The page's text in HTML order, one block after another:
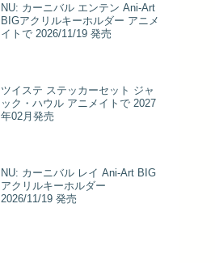
NU: カーニバル エンテン Ani-Art
BIGアクリルキーホルダー アニメ
イトで 2026/11/19 発売
ツイステ ステッカーセット ジャ
ック・ハウル アニメイトで 2027
年02月発売
NU: カーニバル レイ Ani-Art BIG
アクリルキーホルダー
2026/11/19 発売